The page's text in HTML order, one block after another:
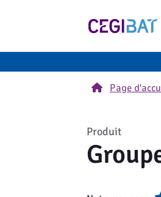
Cegibat, accueil
Page
Produit